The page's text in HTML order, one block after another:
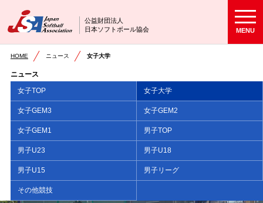
公益財団法人
日本ソフトボール協会
MENU
HOME ニュース 女子大学
ニュース
女子TOP
女子大学
女子GEM3 女子GEM2
女子GEM1 男子TOP
男子U23 男子U18
男子U15 男子リーグ
その他競技